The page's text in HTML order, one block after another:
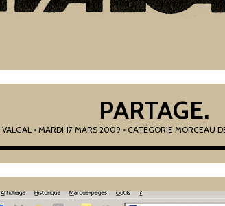
PARTAGE.
VALGAL• MARDI 17 MARS 2009 • CATÉGORIE MORCEAU